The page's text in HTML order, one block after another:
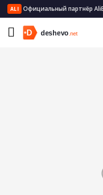
ALI Официальный партнёр
Главная Бытовая техника
Триммеры для носа и ушей